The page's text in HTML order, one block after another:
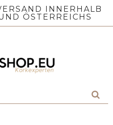
INNERHALB
ÖSTERREICHS